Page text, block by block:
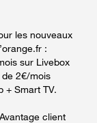
les nouveaux
:
sur Livebox
de 2€/mois
+ Smart TV.
client